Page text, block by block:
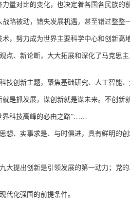
量对比的变化，也决定着各国各民族的
略被动，错失发展机遇，甚至错过整整
，努力成为世界主要科学中心和创新高
点、新论断，大大拓展和深化了马克思
技创新主题，聚焦基础研究、人工智能、
是抓发展，谋创新就是谋未来。不创新
界科技高峰的必由之路”……
想、实事求是、与时俱进，具有鲜明的
大提出创新是引领发展的第一动力；党
代化强国的前提条件。